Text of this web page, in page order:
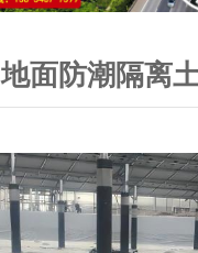
地面防潮隔离